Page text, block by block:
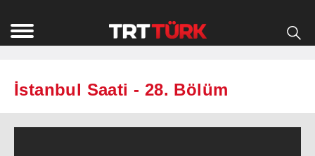
İstanbul Saati - 28. Bölüm